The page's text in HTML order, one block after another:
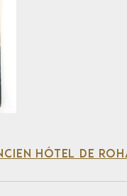
HÔTEL DE